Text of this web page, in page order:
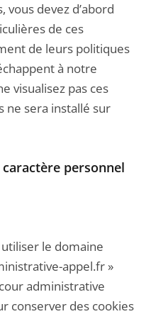
vous devez d’abord
de ces
de leurs politiques
à notre
visualisez pas ces
ne sera installé sur
personnel
le domaine
appel.fr »
administrative
conserver des cookies